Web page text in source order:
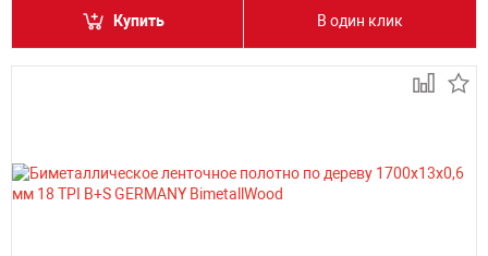
Купить В один клик